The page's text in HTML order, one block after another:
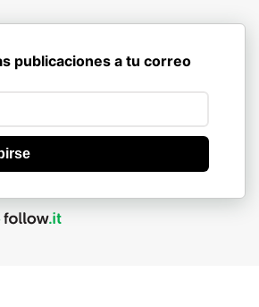
publicaciones a tu correo